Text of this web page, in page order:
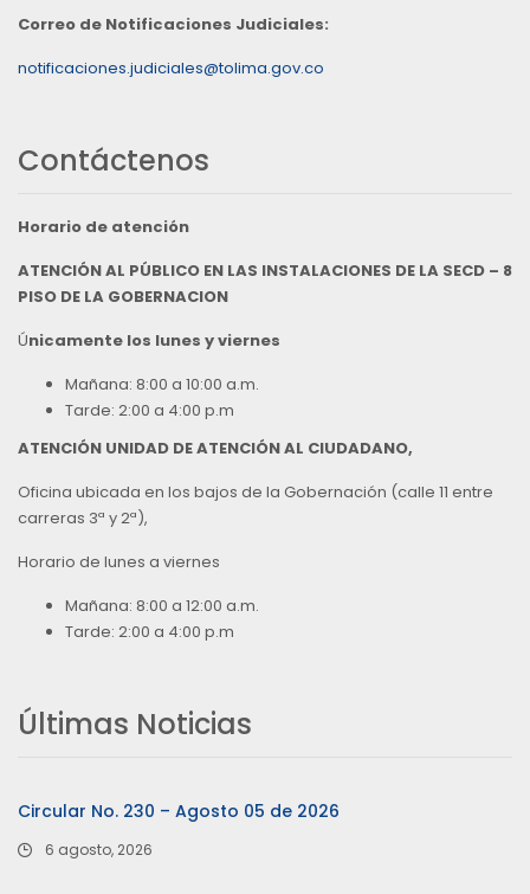
Correo de Notificaciones Judiciales:
notificaciones.judiciales@tolima.gov.co
Contáctenos
Horario de atención
ATENCIÓN AL PÚBLICO EN LAS INSTALACIONES DE LA SECD – 8
PISO DE LA GOBERNACION
Únicamente los lunes y viernes
Mañana: 8:00 a 10:00 a.m.
Tarde: 2:00 a 4:00 p.m
ATENCIÓN UNIDAD DE ATENCIÓN AL CIUDADANO,
Oficina ubicada en los bajos de la Gobernación (calle 11 entre
carreras 3ª y 2ª),
Horario de lunes a viernes
Mañana: 8:00 a 12:00 a.m.
Tarde: 2:00 a 4:00 p.m
Últimas Noticias
Circular No. 230 – Agosto 05 de 2026
6 agosto, 2026